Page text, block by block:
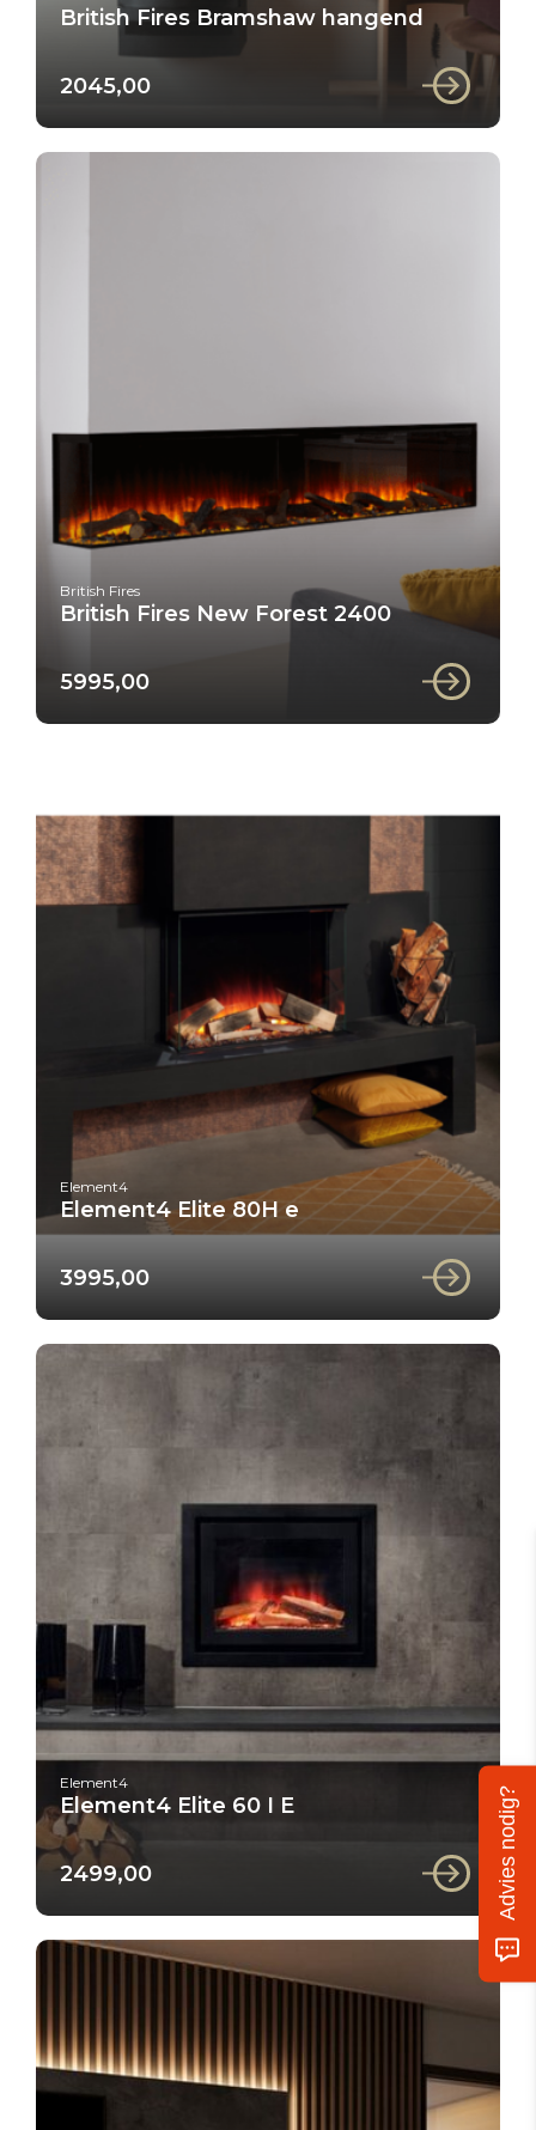
British Fires Bramshaw hangend
2045,00
British Fires
British Fires New Forest 2400
5995,00
Element4
Element4 Elite 80H e
3995,00
Element4
Element4 Elite 60 I E
2499,00 Advies nodig?